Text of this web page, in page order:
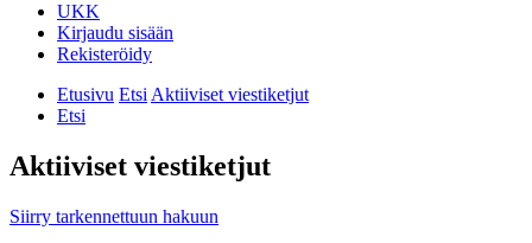
UKK
Kirjaudu sisään
Rekisteröidy
Etusivu EtsiAktiiviset viestiketjut
Etsi
Aktiiviset viestiketjut
Siirry tarkennettuun hakuun